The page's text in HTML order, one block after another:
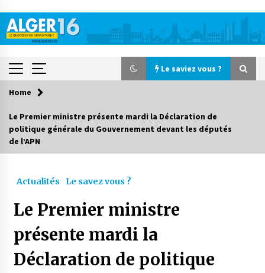
content
Le saviez vous ?
Le saviez vous ?
Accidents de la circulation : 11 décès et 243
4 jours ago
Parking de la Promenade des Sablettes : Mis en
service de bornes automatiques
5 jours ago
Home
Le Premier ministre présente mardi la Déclaration de
politique générale du Gouvernement devant les députés
de l’APN
Actualités Le savez vous ?
Le Premier ministre
présente mardi la
Déclaration de politique